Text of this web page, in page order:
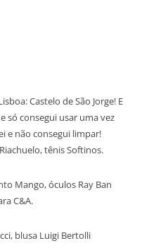
Castelo de São Jorge! E
só consegui usar uma vez
e não consegui limpar!
tênis Softinos.
Mango, óculos Ray Ban
C&A.
blusa Luigi Bertolli